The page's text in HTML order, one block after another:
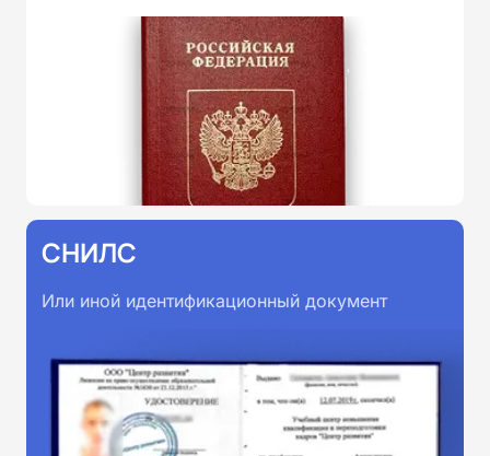
СНИЛС
Или иной идентификационный документ